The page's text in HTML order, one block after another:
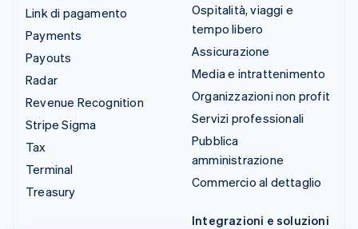
Link di pagamento
Payments
Payouts
Radar
Revenue Recognition
Stripe Sigma
Tax
Terminal
Treasury
Ospitalità, viaggi e
tempo libero
Assicurazione
Media e intrattenimento
Organizzazioni non profit
Servizi professionali
Pubblica
amministrazione
Commercio al dettaglio
Integrazioni e soluzioni